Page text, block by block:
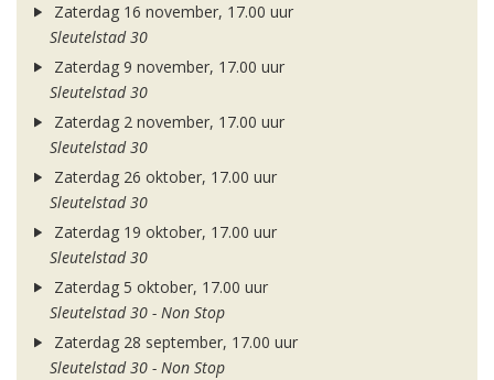
Zaterdag 16 november, 17.00 uur
Sleutelstad 30
Zaterdag 9 november, 17.00 uur
Sleutelstad 30
Zaterdag 2 november, 17.00 uur
Sleutelstad 30
Zaterdag 26 oktober, 17.00 uur
Sleutelstad 30
Zaterdag 19 oktober, 17.00 uur
Sleutelstad 30
Zaterdag 5 oktober, 17.00 uur
Sleutelstad 30 - Non Stop
Zaterdag 28 september, 17.00 uur
Sleutelstad 30 - Non Stop